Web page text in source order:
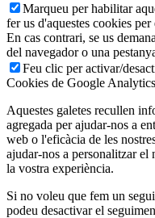
Marqueu per habilitar
fer us d'aquestes cookies
En cas contrari, se us
del navegador o una
Feu clic per activar/
Cookies de Google Analytics
Aquestes galetes recullen
agregada per ajudar-nos a
web o l'eficàcia de les
ajudar-nos a personalitzar
la vostra experiència.
Si no voleu que fem un
podeu desactivar el